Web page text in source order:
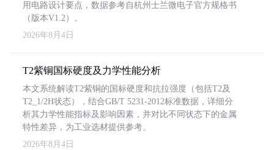
用电路设计要点，数据参考自杭州士兰微电子官方规格书
（版本V1.2）。
2026年8月4日
T2紫铜国标硬度及力学性能分析
本文系统解读T2紫铜的国标硬度和抗拉强度（包括T2及
T2_1/2H状态），结合GB/T 5231-2012标准数据，详细分
析其力学性能指标及影响因素，并对比不同状态下的金属
特性差异，为工业选材提供参考。
2026年8月4日